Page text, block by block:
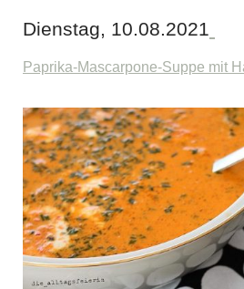
Dienstag, 10.08.2021
Paprika-Mascarpone-Suppe mit